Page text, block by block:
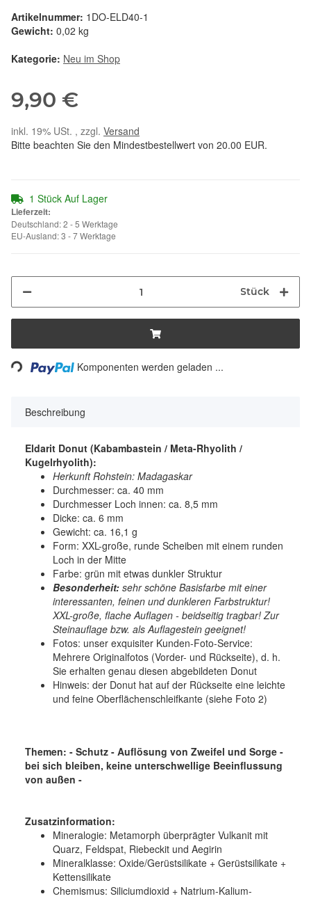
Artikelnummer: 1DO-ELD40-1
Gewicht: 0,02 kg
Kategorie: Neu im Shop
9,90 €
inkl. 19% USt. , zzgl. Versand
Bitte beachten Sie den Mindestbestellwert von 20.00 EUR.
1 Stück Auf Lager
Lieferzeit:
Deutschland: 2 - 5 Werktage
EU-Ausland: 3 - 7 Werktage
Stück
Loading... Komponenten werden geladen ...
Beschreibung
Eldarit Donut (Kabambastein / Meta-Rhyolith /
Kugelrhyolith):
Herkunft Rohstein: Madagaskar
Durchmesser: ca. 40 mm
Durchmesser Loch innen: ca. 8,5 mm
Dicke: ca. 6 mm
Gewicht: ca. 16,1 g
Form: XXL-große, runde Scheiben mit einem runden
Loch in der Mitte
Farbe: grün mit etwas dunkler Struktur
Besonderheit: sehr schöne Basisfarbe mit einer
interessanten, feinen und dunkleren Farbstruktur!
XXL-große, flache Auflagen - beidseitig tragbar! Zur
Steinauflage bzw. als Auflagestein geeignet!
Fotos: unser exquisiter Kunden-Foto-Service:
Mehrere Originalfotos (Vorder- und Rückseite), d. h.
Sie erhalten genau diesen abgebildeten Donut
Hinweis: der Donut hat auf der Rückseite eine leichte
und feine Oberflächenschleifkante (siehe Foto 2)
Themen: - Schutz - Auflösung von Zweifel und Sorge -
bei sich bleiben, keine unterschwellige Beeinflussung
von außen -
Zusatzinformation:
Mineralogie: Metamorph überprägter Vulkanit mit
Quarz, Feldspat, Riebeckit und Aegirin
Mineralklasse: Oxide/Gerüstsilikate + Gerüstsilikate +
Kettensilikate
Chemismus: Siliciumdioxid + Natrium-Kalium-